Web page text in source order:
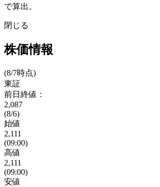
で算出。
閉じる
株価情報
(8/7時点)
東証
前日終値：
2,087
(8/6)
始値
2,111
(09:00)
高値
2,111
(09:00)
安値